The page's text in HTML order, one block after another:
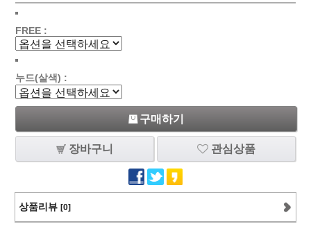
FREE :
누드(살색) :
구매하기
장바구니 관심상품
상품리뷰 [0]